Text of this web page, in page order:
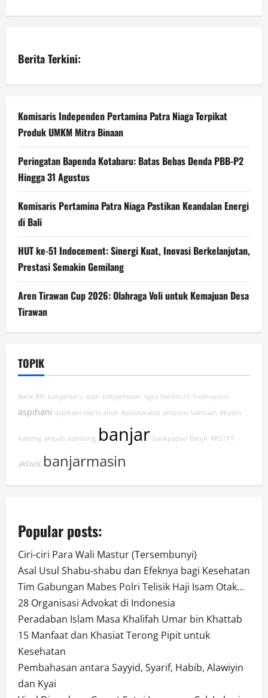
Berita Terkini:
Komisaris Independen Pertamina Patra Niaga Terpikat
Produk UMKM Mitra Binaan
Peringatan Bapenda Kotabaru: Batas Bebas Denda PBB-P2
Hingga 31 Agustus
Komisaris Pertamina Patra Niaga Pastikan Keandalan Energi
di Bali
HUT ke-51 Indocement: Sinergi Kuat, Inovasi Berkelanjutan,
Prestasi Semakin Gemilang
Aren Tirawan Cup 2026: Olahraga Voli untuk Kemajuan Desa
Tirawan
TOPIK
Bank BRI banjarbaru aceh bahjarmasin Agus Harimurti Yudhoyono
aspihani aspihani ideris ahok #poldakalsel amuntai bantuan #Kadin
Kalteng ampah bandung banjar balikpapan Banjir #RSTPT
aktivis banjarmasin
Popular posts:
Ciri-ciri Para Wali Mastur (Tersembunyi)
Asal Usul Shabu-shabu dan Efeknya bagi Kesehatan
Tim Gabungan Mabes Polri Telisik Haji Isam Otak…
28 Organisasi Advokat di Indonesia
Peradaban Islam Masa Khalifah Umar bin Khattab
15 Manfaat dan Khasiat Terong Pipit untuk
Kesehatan
Pembahasan antara Sayyid, Syarif, Habib, Alawiyin
dan Kyai